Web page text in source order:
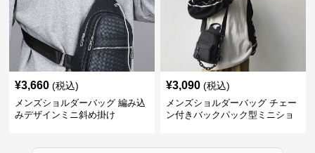
¥3,660 (税込)
メンズショルダーバッグ 編み込
みデザインミニ斜め掛け
¥3,090 (税込)
メンズショルダーバッグ チェー
ン付きバックパック型ミニショ